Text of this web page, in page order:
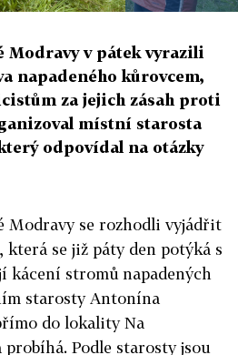
Modravy v pátek vyrazili
napadeného kůrovcem,
za jejich zásah proti
místní starosta
odpovídal na otázky
Modravy se rozhodli vyjádřit
se již páty den potýká s
stromů napadených
starosty Antonína
do lokality Na
probíhá. Podle starosty jsou